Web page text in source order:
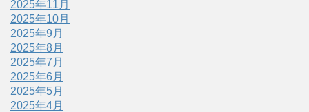
2025年11月
2025年10月
2025年9月
2025年8月
2025年7月
2025年6月
2025年5月
2025年4月